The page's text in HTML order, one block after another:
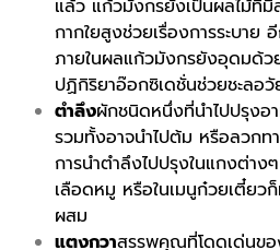
แล้ว แก้วมังกรยังเป็นผลไม้ที่
กากใยสูงช่วยเรื่องการระบาย
ภายในผลแก้วมังกรยังอุดมด้ว
ปฏิกิริยาอ๊อกซิเดชั่นช่วยชะลอวั
ตำลึงผักชนิดหนึ่งที่นำไปปรุงอ
รวมทั้งอาจนำไปต้ม หรือลวก
การนำตำลึงไปปรุงในแกงต่า
เลือดหมู หรือในเมนูก๋วยเตี๋ยว
ผสม
แตงกวาสรรพคุณที่โดดเด่นข